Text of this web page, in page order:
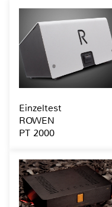
Einzeltest
ROWEN
PT 2000